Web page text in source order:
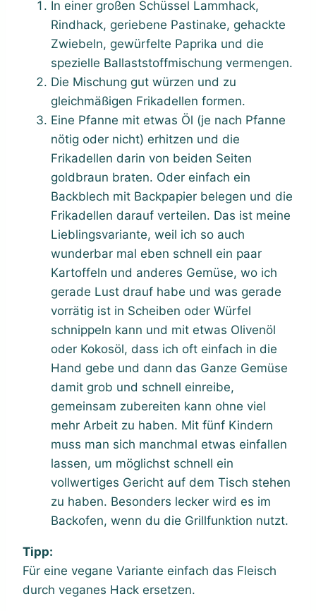
In einer großen Schüssel Lammhack,
Rindhack, geriebene Pastinake, gehackte
Zwiebeln, gewürfelte Paprika und die
spezielle Ballaststoffmischung vermengen.
Die Mischung gut würzen und zu
gleichmäßigen Frikadellen formen.
Eine Pfanne mit etwas Öl (je nach Pfanne
nötig oder nicht) erhitzen und die
Frikadellen darin von beiden Seiten
goldbraun braten. Oder einfach ein
Backblech mit Backpapier belegen und die
Frikadellen darauf verteilen. Das ist meine
Lieblingsvariante, weil ich so auch
wunderbar mal eben schnell ein paar
Kartoffeln und anderes Gemüse, wo ich
gerade Lust drauf habe und was gerade
vorrätig ist in Scheiben oder Würfel
schnippeln kann und mit etwas Olivenöl
oder Kokosöl, dass ich oft einfach in die
Hand gebe und dann das Ganze Gemüse
damit grob und schnell einreibe,
gemeinsam zubereiten kann ohne viel
mehr Arbeit zu haben. Mit fünf Kindern
muss man sich manchmal etwas einfallen
lassen, um möglichst schnell ein
vollwertiges Gericht auf dem Tisch stehen
zu haben. Besonders lecker wird es im
Backofen, wenn du die Grillfunktion nutzt.
Tipp:
Für eine vegane Variante einfach das Fleisch
durch veganes Hack ersetzen.